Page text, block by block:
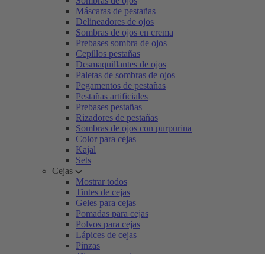
Máscaras de pestañas
Delineadores de ojos
Sombras de ojos en crema
Prebases sombra de ojos
Cepillos pestañas
Desmaquillantes de ojos
Paletas de sombras de ojos
Pegamentos de pestañas
Pestañas artificiales
Prebases pestañas
Rizadores de pestañas
Sombras de ojos con purpurina
Color para cejas
Kajal
Sets
Cejas
Mostrar todos
Tintes de cejas
Geles para cejas
Pomadas para cejas
Polvos para cejas
Lápices de cejas
Pinzas